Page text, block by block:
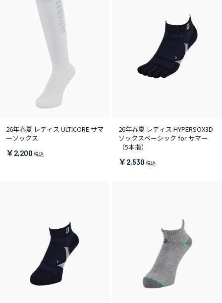
26年春夏 レディス ULTICORE サマ
ーソックス
￥2,200
26年春夏 レディス HYPERSOX3D
ソックスベーシック for サマー
（5本指）
￥2,530